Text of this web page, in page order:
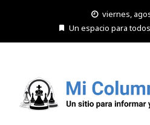
viernes,
Un espacio para